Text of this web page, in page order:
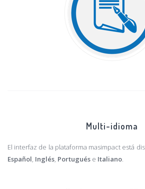
Multi-idioma
El interfaz de la plataforma masimpact está
Español, Inglés, Portugués e Italiano.